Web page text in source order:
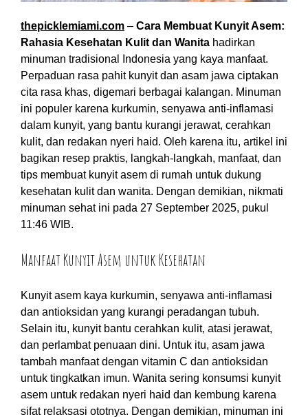
thepicklemiami.com – Cara Membuat Kunyit Asem:
Rahasia Kesehatan Kulit dan Wanita hadirkan
minuman tradisional Indonesia yang kaya manfaat.
Perpaduan rasa pahit kunyit dan asam jawa ciptakan
cita rasa khas, digemari berbagai kalangan. Minuman
ini populer karena kurkumin, senyawa anti-inflamasi
dalam kunyit, yang bantu kurangi jerawat, cerahkan
kulit, dan redakan nyeri haid. Oleh karena itu, artikel ini
bagikan resep praktis, langkah-langkah, manfaat, dan
tips membuat kunyit asem di rumah untuk dukung
kesehatan kulit dan wanita. Dengan demikian, nikmati
minuman sehat ini pada 27 September 2025, pukul
11:46 WIB.
Manfaat Kunyit Asem untuk Kesehatan
Kunyit asem kaya kurkumin, senyawa anti-inflamasi
dan antioksidan yang kurangi peradangan tubuh.
Selain itu, kunyit bantu cerahkan kulit, atasi jerawat,
dan perlambat penuaan dini. Untuk itu, asam jawa
tambah manfaat dengan vitamin C dan antioksidan
untuk tingkatkan imun. Wanita sering konsumsi kunyit
asem untuk redakan nyeri haid dan kembung karena
sifat relaksasi ototnya. Dengan demikian, minuman ini